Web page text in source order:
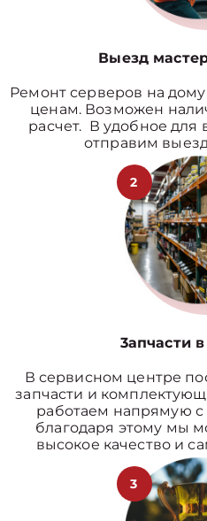
Выезд
Ремонт серверов на
ценам. Возможен
расчет. В удобное для
отправим
2
3апчасти
В сервисном центре
запчасти и
работаем напрямую
благодаря этому мы
высокое качество и
3